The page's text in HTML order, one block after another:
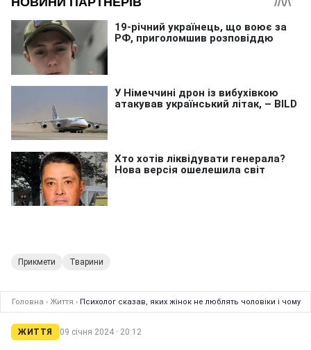
Прикмети Тварини
Головна › Життя › Психолог сказав, яких жінок не люблять чоловіки і чому
ЖИТТЯ 09 січня 2024 · 20:12